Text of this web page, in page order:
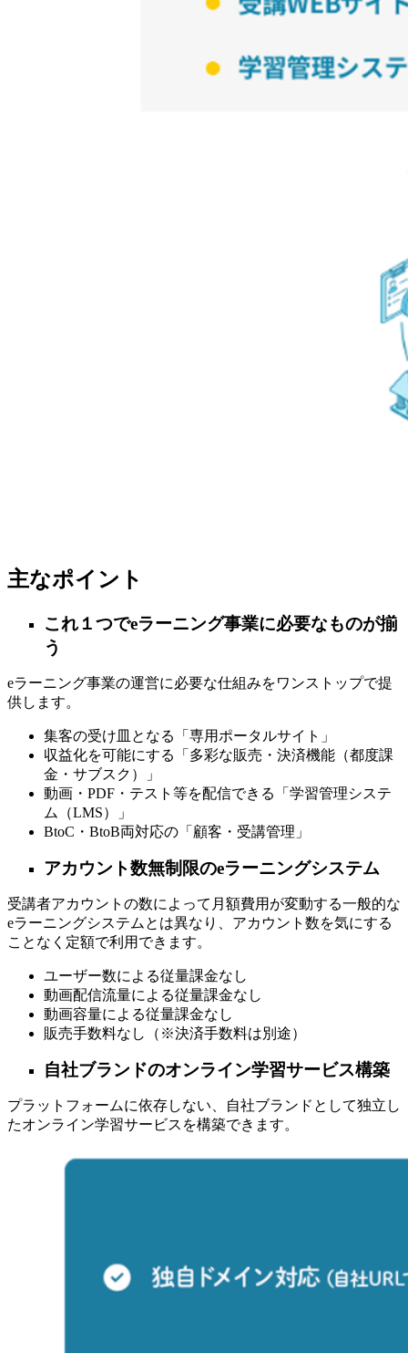
主なポイント
これ１つでeラーニング事業に必要なものが揃
う
eラーニング事業の運営に必要な仕組みをワンストップで提
供します。
集客の受け皿となる「専用ポータルサイト」
収益化を可能にする「多彩な販売・決済機能（都度課
金・サブスク）」
動画・PDF・テスト等を配信できる「学習管理システ
ム（LMS）」
BtoC・BtoB両対応の「顧客・受講管理」
アカウント数無制限のeラーニングシステム
受講者アカウントの数によって月額費用が変動する一般的な
eラーニングシステムとは異なり、アカウント数を気にする
ことなく定額で利用できます。
ユーザー数による従量課金なし
動画配信流量による従量課金なし
動画容量による従量課金なし
販売手数料なし（※決済手数料は別途）
自社ブランドのオンライン学習サービス構築
プラットフォームに依存しない、自社ブランドとして独立し
たオンライン学習サービスを構築できます。